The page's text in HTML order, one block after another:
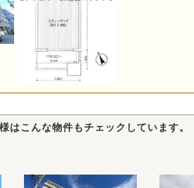
はこんな物件もチェックしています。